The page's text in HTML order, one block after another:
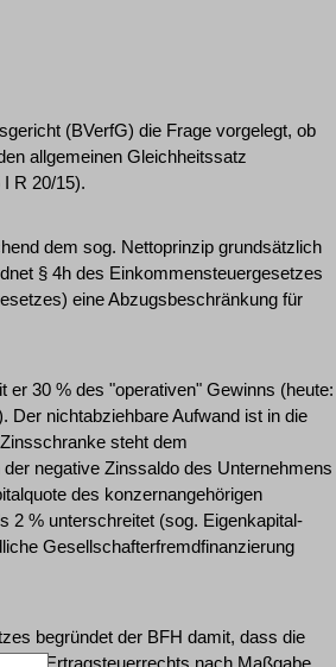
(BVerfG) die Frage vorgelegt, ob
allgemeinen Gleichheitssatz
R 20/15).
dem sog. Nettoprinzip grundsätzlich
§ 4h des Einkommensteuergesetzes
eine Abzugsbeschränkung für
er 30 % des "operativen" Gewinns (heute:
nichtabziehbare Aufwand ist in die
steht dem
negative Zinssaldo des Unternehmens
des konzernangehörigen
2 % unterschreitet (sog. Eigenkapital-
Gesellschafterfremdfinanzierung
begründet der BFH damit, dass die
des Ertragsteuerrechts nach Maßgabe